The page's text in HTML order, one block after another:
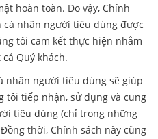
hoàn toàn. Do vậy, Chính
nhân người tiêu dùng được
tôi cam kết thực hiện nhằm
Quý khách.
nhân người tiêu dùng sẽ giúp
tôi tiếp nhận, sử dụng và cung
tiêu dùng (chỉ trong những
thời, Chính sách này cũng